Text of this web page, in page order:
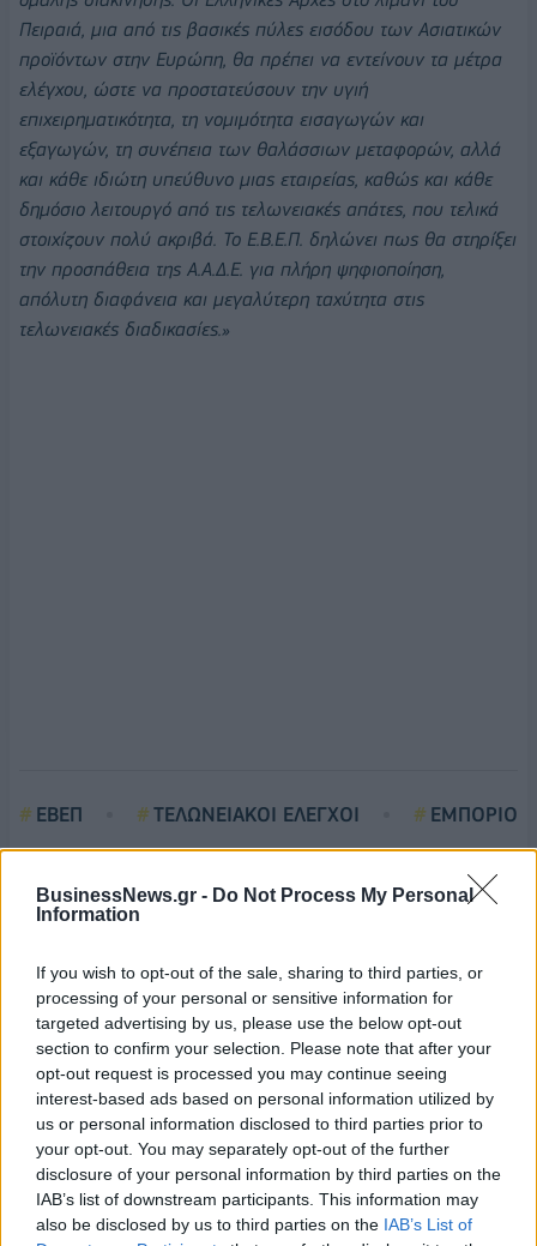
BusinessNews.gr - Do Not Process My Personal
Information
If you wish to opt-out of the sale, sharing to third parties, or
processing of your personal or sensitive information for
targeted advertising by us, please use the below opt-out
section to confirm your selection. Please note that after your
opt-out request is processed you may continue seeing
interest-based ads based on personal information utilized by
us or personal information disclosed to third parties prior to
your opt-out. You may separately opt-out of the further
disclosure of your personal information by third parties on the
IAB’s list of downstream participants. This information may
also be disclosed by us to third parties on the IAB’s List of
Πειραιά, μια από τις βασικές πύλες εισόδου των Ασιατικών
προϊόντων στην Ευρώπη, θα πρέπει να εντείνουν τα μέτρα
ελέγχου, ώστε να προστατεύσουν την υγιή
επιχειρηματικότητα, τη νομιμότητα εισαγωγών και
εξαγωγών, τη συνέπεια των θαλάσσιων μεταφορών, αλλά
και κάθε ιδιώτη υπεύθυνο μιας εταιρείας, καθώς και κάθε
δημόσιο λειτουργό από τις τελωνειακές απάτες, που τελικά
στοιχίζουν πολύ ακριβά. Το Ε.Β.Ε.Π. δηλώνει πως θα στηρίξει
την προσπάθεια της Α.Α.Δ.Ε. για πλήρη ψηφιοποίηση,
απόλυτη διαφάνεια και μεγαλύτερη ταχύτητα στις
τελωνειακές διαδικασίες.»
ΕΒΕΠ ΤΕΛΩΝΕΙΑΚΟΙ ΕΛΕΓΧΟΙ
ΕΜΠΟΡΙΟ